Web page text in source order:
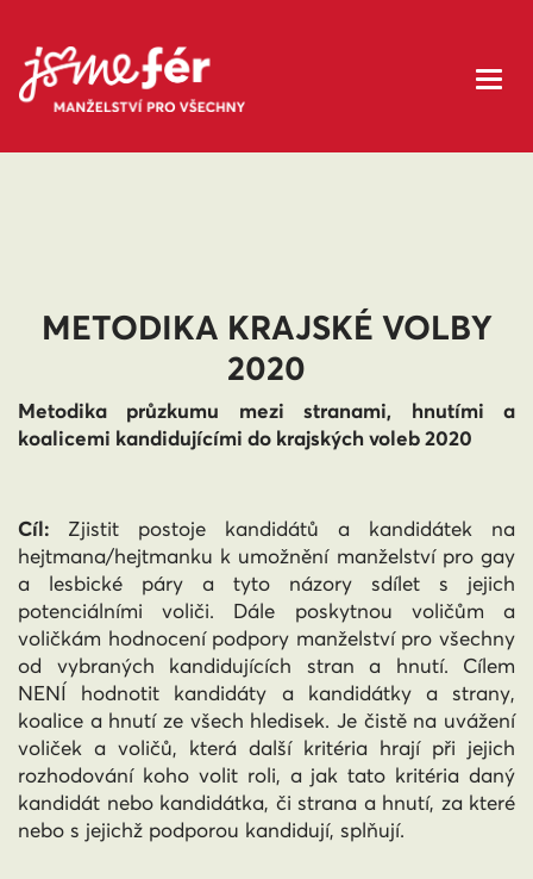
METODIKA KRAJSKÉ VOLBY
2020
Metodika průzkumu mezi stranami, hnutími a
koalicemi kandidujícími do krajských voleb 2020
Cíl: Zjistit postoje kandidátů a kandidátek na
hejtmana/hejtmanku k umožnění manželství pro gay
a lesbické páry a tyto názory sdílet s jejich
potenciálními voliči. Dále poskytnou voličům a
voličkám hodnocení podpory manželství pro všechny
od vybraných kandidujících stran a hnutí. Cílem
NENÍ hodnotit kandidáty a kandidátky a strany,
koalice a hnutí ze všech hledisek. Je čistě na uvážení
voliček a voličů, která další kritéria hrají při jejich
rozhodování koho volit roli, a jak tato kritéria daný
kandidát nebo kandidátka, či strana a hnutí, za které
nebo s jejichž podporou kandidují, splňují.